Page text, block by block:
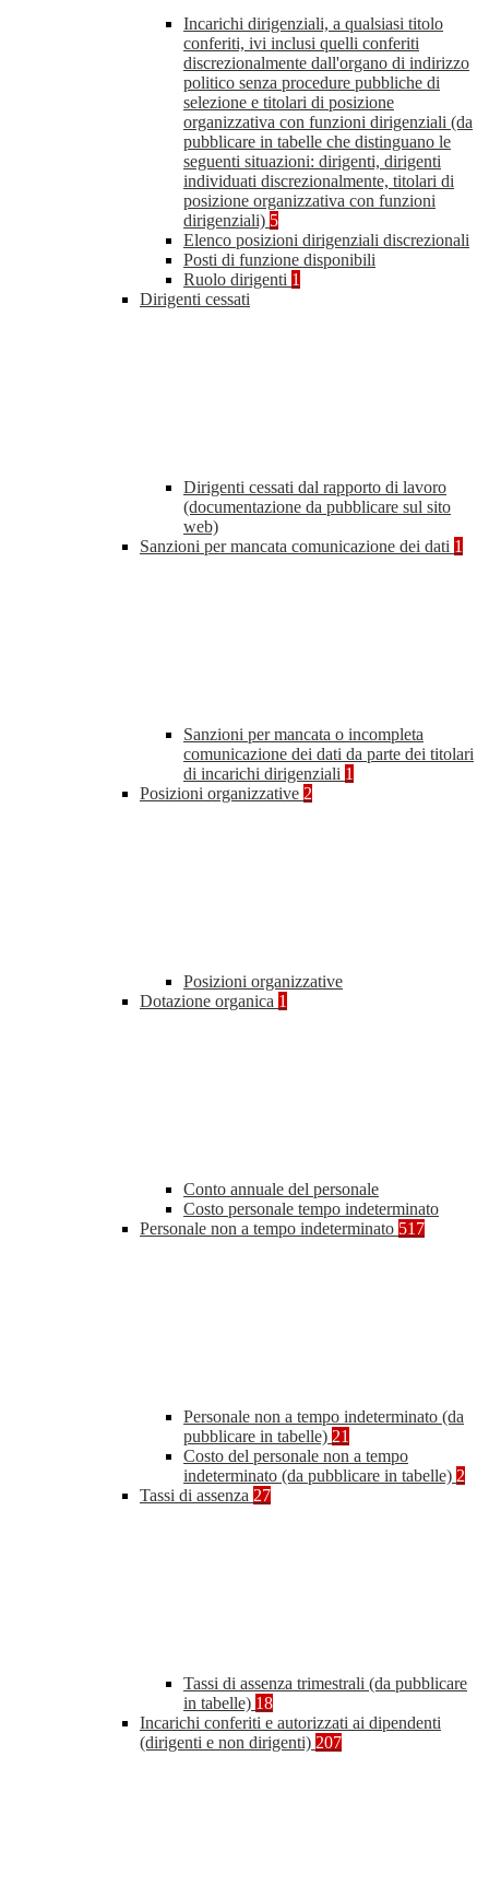
Incarichi dirigenziali, a qualsiasi titolo
conferiti, ivi inclusi quelli conferiti
discrezionalmente dall'organo di indirizzo
politico senza procedure pubbliche di
selezione e titolari di posizione
organizzativa con funzioni dirigenziali (da
pubblicare in tabelle che distinguano le
seguenti situazioni: dirigenti, dirigenti
individuati discrezionalmente, titolari di
posizione organizzativa con funzioni
dirigenziali) 5
Elenco posizioni dirigenziali discrezionali
Posti di funzione disponibili
Ruolo dirigenti 1
Dirigenti cessati
Dirigenti cessati dal rapporto di lavoro
(documentazione da pubblicare sul sito
web)
Sanzioni per mancata comunicazione dei dati 1
Sanzioni per mancata o incompleta
comunicazione dei dati da parte dei titolari
di incarichi dirigenziali 1
Posizioni organizzative 2
Posizioni organizzative
Dotazione organica 1
Conto annuale del personale
Costo personale tempo indeterminato
Personale non a tempo indeterminato 517
Personale non a tempo indeterminato (da
pubblicare in tabelle) 21
Costo del personale non a tempo
indeterminato (da pubblicare in tabelle) 2
Tassi di assenza 27
Tassi di assenza trimestrali (da pubblicare
in tabelle) 18
Incarichi conferiti e autorizzati ai dipendenti
(dirigenti e non dirigenti) 207